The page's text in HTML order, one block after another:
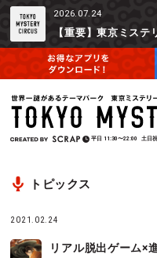
2026.07.24
平日 11:30〜22:00 土日祝
トピックス
2021.02.24
リアル脱出ゲーム×